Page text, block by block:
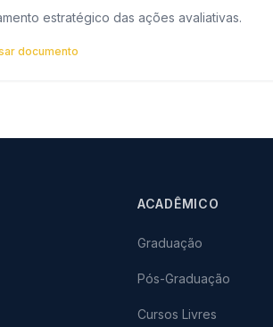
estratégico das ações avaliativas.
documento
ACADÊMICO
Graduação
Pós-Graduação
Cursos Livres